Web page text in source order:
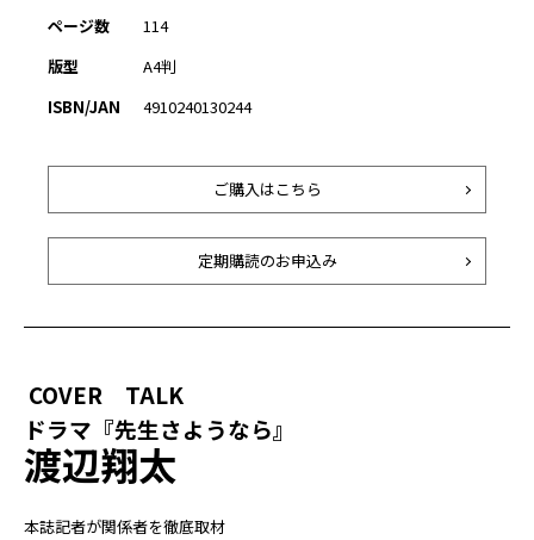
ページ数
114
版型
A4判
ISBN/JAN
4910240130244
ご購入はこちら
定期購読のお申込み
COVER TALK
ドラマ『先生さようなら』
渡辺翔太
本誌記者が関係者を徹底取材